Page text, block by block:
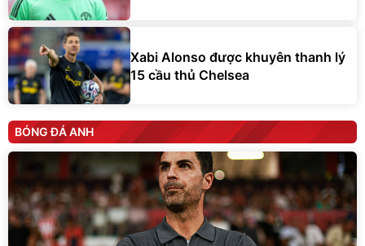
Xabi Alonso được khuyên thanh lý
15 cầu thủ Chelsea
BÓNG ĐÁ ANH